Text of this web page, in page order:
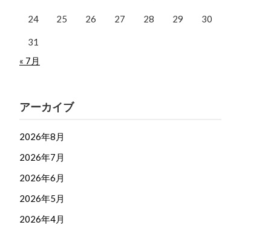
24 25 26 27 28 29 30
31
« 7月
アーカイブ
2026年8月
2026年7月
2026年6月
2026年5月
2026年4月